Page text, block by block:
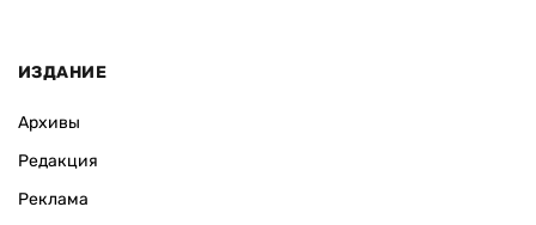
ИЗДАНИЕ
Архивы
Редакция
Реклама